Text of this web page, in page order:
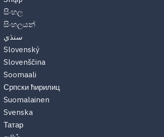
සිංහල
සිංහලයන්
سنڌي
Slovenský
Slovenščina
Soomaali
Српски ћирилиц
Suomalainen
Svenska
Татар